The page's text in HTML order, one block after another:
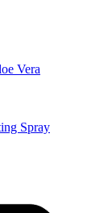
Vera
Spray